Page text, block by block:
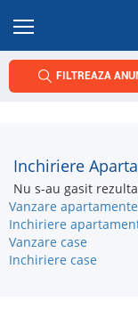
FILTREAZA
Inchiriere
Nu s-au gasit
Vanzare apartamente
Inchiriere
Vanzare case
Inchiriere case